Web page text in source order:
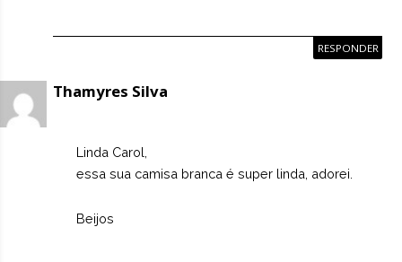
RESPONDER
Thamyres Silva
Linda Carol,
essa sua camisa branca é super linda, adorei.
Beijos